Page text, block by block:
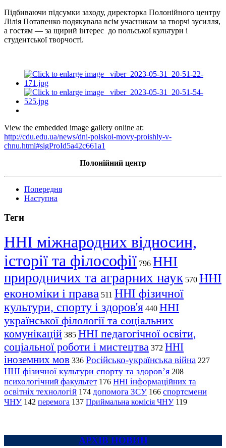
Підбиваючи підсумки заходу, директорка Полонійного центру
Лілія Потапенко подякувала всім учасникам за творчі зусилля,
а гостям — за щирий інтерес до польської культури і
студентської творчості.
View the embedded image gallery online at:
http://cdu.edu.ua/news/dni-polskoi-movy-proishly-v-
chnu.html#sigProId5a42c661a1
Полонійний центр
Попередня
Наступна
Теги
ННІ міжнародних відносин,
історії та філософії 796 ННІ
природничих та аграрних наук 570 ННІ
економіки і права 511 ННІ фізичної
культури, спорту і здоров'я 440 ННІ
української філології та соціальних
комунікацій 385 ННІ педагогічної освіти,
соціальної роботи і мистецтва 372 ННІ
іноземних мов 336 Російсько-українська війна 227
ННІ фізичної культури спорту та здоров’я 208
психологічний факультет 176 ННІ інформаційних та
освітніх технологій 174 допомога ЗСУ 166 спортсмени
ЧНУ 142 перемога 137 Приймальна комісія ЧНУ 119
АРХІВ НОВИН